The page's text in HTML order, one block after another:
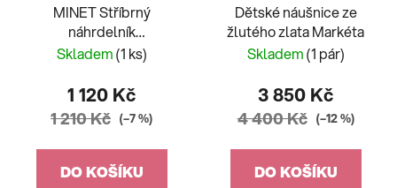
MINET Stříbrný
náhrdelník
NEKONEČNO s bílými
JMAN0076SN45
Skladem(1 ks)
1 120 Kč
1 210 Kč (–7 %)
DO KOŠÍKU
Dětské náušnice ze
žlutého zlata Markéta
Skladem(1 pár)
3 850 Kč
4 400 Kč (–12 %)
DO KOŠÍKU